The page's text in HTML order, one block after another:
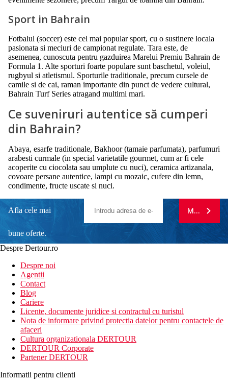
Sport in Bahrain
Fotbalul (soccer) este cel mai popular sport, cu o sustinere locala
pasionata si meciuri de campionat regulate. Tara este, de
asemenea, cunoscuta pentru gazduirea Marelui Premiu Bahrain de
Formula 1. Alte sporturi foarte populare sunt baschetul, voleiul,
rugbyul si atletismul. Sporturile traditionale, precum cursele de
camile si de cai, raman importante din punct de vedere cultural,
Bahrain Turf Series atragand multimi mari.
Ce suveniruri autentice să cumperi
din Bahrain?
Abaya, esarfe traditionale, Bakhoor (tamaie parfumata), parfumuri
arabesti curmale (in special varietatile gourmet, cum ar fi cele
acoperite cu ciocolata sau umplute cu nuci), ceramica artizanala,
covoare persane autentice, lampi cu mozaic, cufere din lemn,
condimente, fructe uscate si nuci.
Afla cele mai
bune oferte.
newsletter!
MA
Despre Dertour.ro
Despre noi
Agentii
Contact
Blog
Cariere
Licente, documente juridice si contractul cu turistul
Nota de informare privind protectia datelor pentru contactele de
afaceri
Cultura organizationala DERTOUR
DERTOUR Corporate
Partener DERTOUR
Informatii pentru clienti